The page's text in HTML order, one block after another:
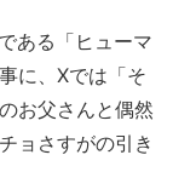
ある「ヒューマ
に、Xでは「そ
お父さんと偶然
ョさすがの引き